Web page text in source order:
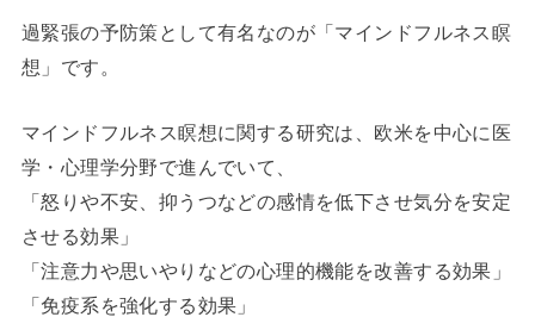
過緊張の予防策として有名なのが「マインドフルネス瞑
想」です。
マインドフルネス瞑想に関する研究は、欧米を中心に医
学・心理学分野で進んでいて、
「怒りや不安、抑うつなどの感情を低下させ気分を安定
させる効果」
「注意力や思いやりなどの心理的機能を改善する効果」
「免疫系を強化する効果」